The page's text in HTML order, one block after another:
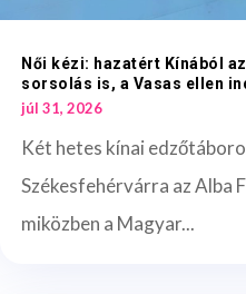
Női kézi: hazatért Kínából
sorsolás is, a Vasas ellen
júl 31, 2026
Két hetes kínai
Székesfehérvárra az Alba
miközben a Magyar...